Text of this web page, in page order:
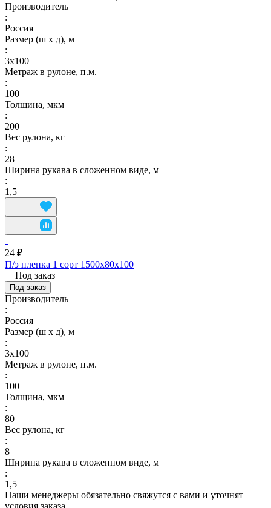
Производитель
:
Россия
Размер (ш х д), м
:
3х100
Метраж в рулоне, п.м.
:
100
Толщина, мкм
:
200
Вес рулона, кг
:
28
Ширина рукава в сложенном виде, м
:
1,5
24 ₽
П/э пленка 1 сорт 1500х80х100
Под заказ
Под заказ
Производитель
:
Россия
Размер (ш х д), м
:
3х100
Метраж в рулоне, п.м.
:
100
Толщина, мкм
:
80
Вес рулона, кг
:
8
Ширина рукава в сложенном виде, м
:
1,5
Наши менеджеры обязательно свяжутся с вами и уточнят
условия заказа